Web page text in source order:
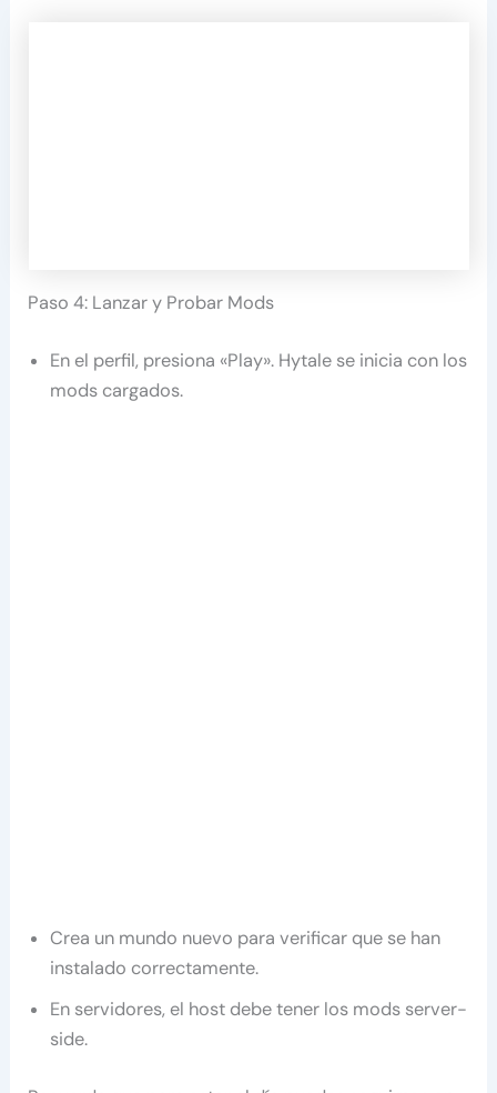
Paso 4: Lanzar y Probar Mods
En el perfil, presiona «Play». Hytale se inicia con los
mods cargados.
Crea un mundo nuevo para verificar que se han
instalado correctamente.
En servidores, el host debe tener los mods server-
side.